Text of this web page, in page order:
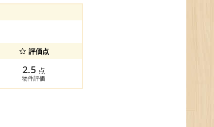
評価点
2.5 点
物件評価